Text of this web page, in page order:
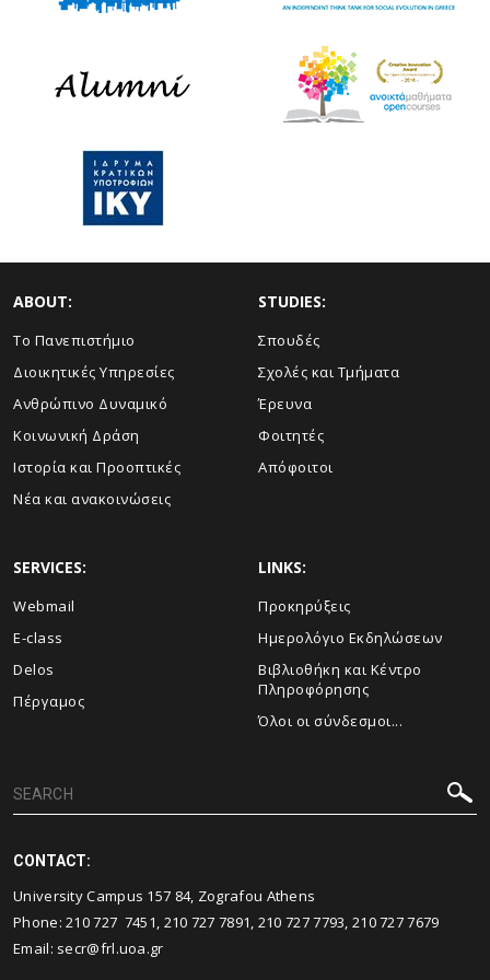
ABOUT:
Το Πανεπιστήμιο
Διοικητικές Υπηρεσίες
Ανθρώπινο Δυναμικό
Κοινωνική Δράση
Ιστορία και Προοπτικές
Νέα και ανακοινώσεις
STUDIES:
Σπουδές
Σχολές και Τμήματα
Έρευνα
Φοιτητές
Απόφοιτοι
SERVICES:
Webmail
E-class
Delos
Πέργαμος
LINKS:
Προκηρύξεις
Ημερολόγιο Εκδηλώσεων
Βιβλιοθήκη και Κέντρο
Πληροφόρησης
Όλοι οι σύνδεσμοι...
CONTACT:
University Campus 157 84, Zografou Athens
Phone: 210 727 7451, 210 727 7891, 210 727 7793, 210 727 7679
Email: secr@frl.uoa.gr